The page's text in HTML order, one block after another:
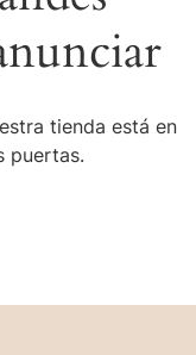
tienda está en
puertas.